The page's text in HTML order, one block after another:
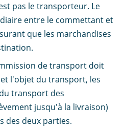
pas le transporteur. Le
entre le commettant et
que les marchandises
de transport doit
l'objet du transport, les
transport des
jusqu'à la livraison)
des deux parties.